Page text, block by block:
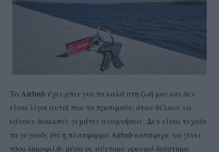
Το Airbnb έχει μπει για τα καλά στη ζωή μας και δεν
είναι λίγοι αυτοί που το προτιμούν, όταν θέλουν να
κάνουν διακοπές γεμάτες αναμνήσεις. Δεν είναι τυχαίο
το γεγονός ότι η πλατφόρμα Airbnb κατάφερε να γίνει
τόσο δημοφιλής μέσα σε σύντομο χρονικό διάστημα.